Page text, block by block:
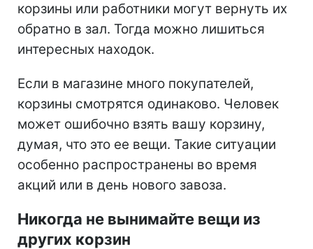
корзины или работники могут вернуть их
обратно в зал. Тогда можно лишиться
интересных находок.
Если в магазине много покупателей,
корзины смотрятся одинаково. Человек
может ошибочно взять вашу корзину,
думая, что это ее вещи. Такие ситуации
особенно распространены во время
акций или в день нового завоза.
Никогда не вынимайте вещи из
других корзин